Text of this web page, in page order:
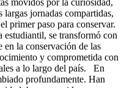
movidos por la curiosidad,
jornadas compartidas,
primer paso para conservar.
se transformó con
en la conservación de las
y comprometida con
a lo largo del país. En
profundamente. Han